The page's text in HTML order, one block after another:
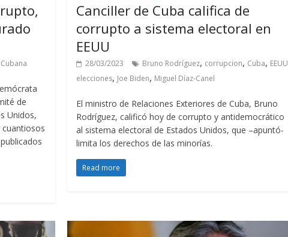
de
Unidos,
Canciller de Cuba califica de
corrupto a sistema electoral en
EEUU
28/03/2023 Bruno Rodríguez, corrupcion, Cuba, EEUU
elecciones, Joe Biden, Miguel Díaz-Canel
El ministro de Relaciones Exteriores de Cuba, Bruno
Rodríguez, calificó hoy de corrupto y antidemocrático
al sistema electoral de Estados Unidos, que –apuntó-
limita los derechos de las minorías.
Read more